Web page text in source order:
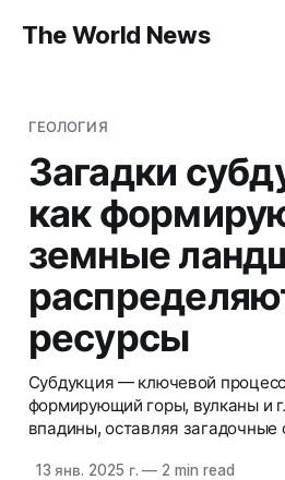
The World News
ГЕОЛОГИЯ
Загадки
как
земные
ресурсы
Субдукция — ключевой процесс
формирующий горы, вулканы и
впадины, оставляя загадочные
13 янв. 2025 г. — 2 min read